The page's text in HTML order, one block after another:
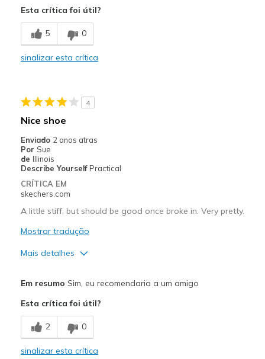
Breathe Well
Comfortable
Contras
Melhores utilizações
Going Out
Esta crítica foi útil?
5 0
sinalizar esta crítica
4
Nice shoe
Enviado 2 anos atras
Por Sue
de Illinois
Describe Yourself Practical
CRÍTICA EM
skechers.com
A little stiff, but should be good once broke in. Very pretty.
Mostrar tradução
Mais detalhes
Contras
Need Break In
Em resumo Sim, eu recomendaria a um amigo
Esta crítica foi útil?
2 0
sinalizar esta crítica